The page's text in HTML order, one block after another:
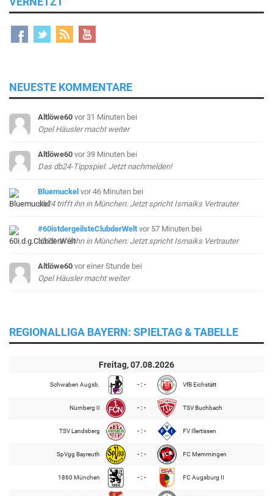
NEUESTE KOMMENTARE
Altlöwe60 vor 31 Minuten bei
Opel Häusler macht weiter
Altlöwe60 vor 39 Minuten bei
Das db24-Tippspiel: Jetzt nachmelden!
Bluemuckel vor 46 Minuten bei
db24 trifft ihn in München: Jetzt spricht Ismaiks Vertrauter
#60istdergeilsteClubderWelt vor 57 Minuten bei
db24 trifft ihn in München: Jetzt spricht Ismaiks Vertrauter
Altlöwe60 vor einer Stunde bei
Opel Häusler macht weiter
REGIONALLIGA BAYERN: SPIELTAG & TABELLE
Freitag, 07.08.2026
Schwaben Augsb. - : - VfB Eichstätt
Nürnberg II - : - TSV Buchbach
TSV Landsberg - : - FV Illertissen
SpVgg Bayreuth - : - FC Memmingen
1860 München - : - FC Augsburg II